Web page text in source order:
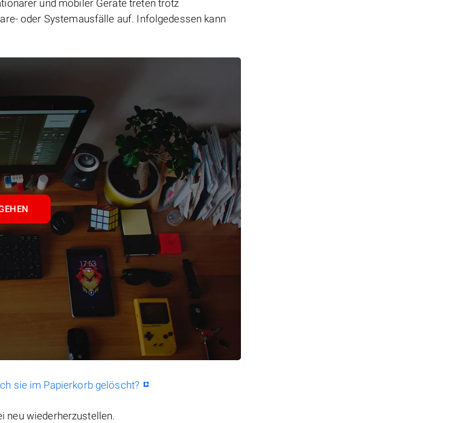
und mobiler Geräte treten trotz
oder Systemausfälle auf. Infolgedessen kann
sie im Papierkorb gelöscht?
neu wiederherzustellen.